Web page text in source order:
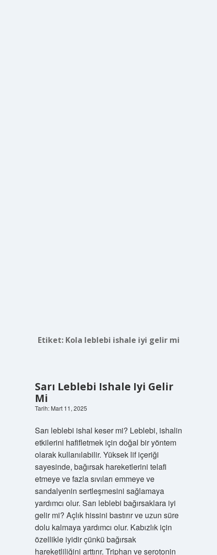
Etiket: Kola leblebi ishale iyi gelir mi
Sarı Leblebi Ishale Iyi Gelir
Mi
Tarih: Mart 11, 2025
Sarı leblebi ishal keser mi? Leblebi, ishalin
etkilerini hafifletmek için doğal bir yöntem
olarak kullanılabilir. Yüksek lif içeriği
sayesinde, bağırsak hareketlerini telafi
etmeye ve fazla sıvıları emmeye ve
sandalyenin sertleşmesini sağlamaya
yardımcı olur. Sarı leblebi bağırsaklara iyi
gelir mi? Açlık hissini bastırır ve uzun süre
dolu kalmaya yardımcı olur. Kabızlık için
özellikle iyidir çünkü bağırsak
hareketliliğini arttırır. Triphan ve serotonin